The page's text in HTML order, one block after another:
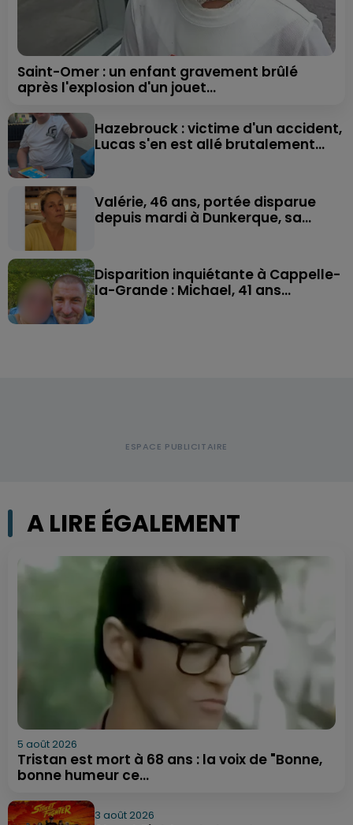
Saint-Omer : un enfant gravement brûlé
après l'explosion d'un jouet...
Hazebrouck : victime d'un accident,
Lucas s'en est allé brutalement...
Valérie, 46 ans, portée disparue
depuis mardi à Dunkerque, sa...
Disparition inquiétante à Cappelle-
la-Grande : Michael, 41 ans...
A LIRE ÉGALEMENT
5 août 2026
Tristan est mort à 68 ans : la voix de "Bonne,
bonne humeur ce...
3 août 2026